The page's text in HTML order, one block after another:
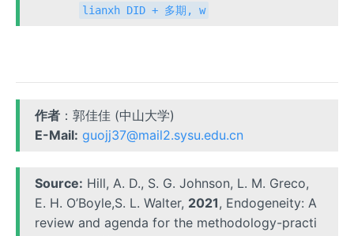
lianxh DID + 多期, w
作者 ：郭佳佳 (中山大学)
E-Mail: guojj37@mail2.sysu.edu.cn
Source: Hill, A. D., S. G. Johnson, L. M. Greco,
E. H. O’Boyle,S. L. Walter, 2021, Endogeneity: A
review and agenda for the methodology-practi